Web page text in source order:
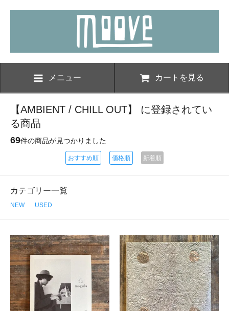
メニュー カートを見る
【AMBIENT / CHILL OUT】 に登録されてい
る商品
69件の商品が見つかりました
おすすめ順 価格順 新着順
カテゴリー一覧
NEW USED